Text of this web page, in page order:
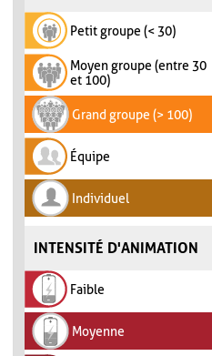
Petit groupe (< 30)
Moyen groupe (entre 30
et 100)
Grand groupe (> 100)
Équipe
Individuel
INTENSITÉ D'ANIMATION
Faible
Moyenne